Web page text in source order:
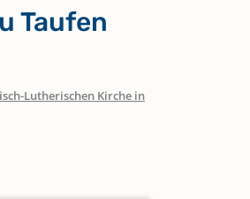
Taufen
Lutherischen Kirche in